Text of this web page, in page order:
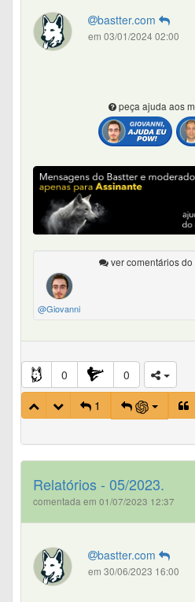
bastter.com
em 03/01/2024 02:00
peça ajuda aos
ver comentários do
@Giovanni
0
0
1
Relatórios - 05/2023.
comentada em 01/07/2023 12:37
bastter.com
em 30/06/2023 16:00